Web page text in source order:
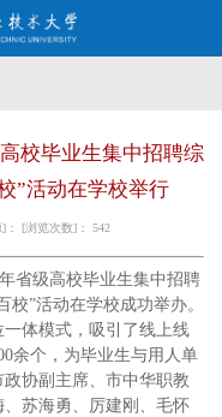
校毕业生集中招聘综
”活动在学校举行
： [浏览次数]： 542
省级高校毕业生集中招聘
”活动在学校成功举办。
体模式，吸引了线上线
余个，为毕业生与用人单
协副主席、市中华职教
苏海勇、厉建刚、毛怀